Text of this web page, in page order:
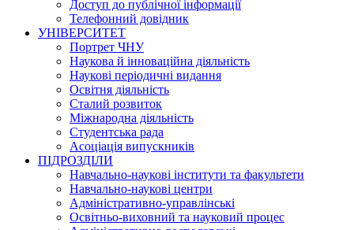
Доступ до публічної інформації
Телефонний довідник
УНІВЕРСИТЕТ
Портрет ЧНУ
Наукова й інноваційна діяльність
Наукові періодичні видання
Освітня діяльність
Сталий розвиток
Міжнародна діяльність
Студентська рада
Асоціація випускників
ПІДРОЗДІЛИ
Навчально-наукові інститути та факультети
Навчально-наукові центри
Адміністративно-управлінські
Освітньо-виховний та науковий процес